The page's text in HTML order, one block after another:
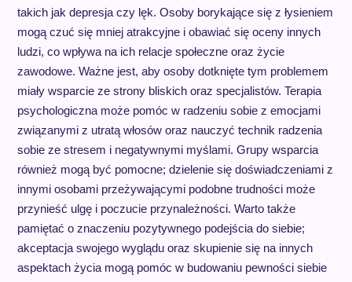
takich jak depresja czy lęk. Osoby borykające się z łysieniem
mogą czuć się mniej atrakcyjne i obawiać się oceny innych
ludzi, co wpływa na ich relacje społeczne oraz życie
zawodowe. Ważne jest, aby osoby dotknięte tym problemem
miały wsparcie ze strony bliskich oraz specjalistów. Terapia
psychologiczna może pomóc w radzeniu sobie z emocjami
związanymi z utratą włosów oraz nauczyć technik radzenia
sobie ze stresem i negatywnymi myślami. Grupy wsparcia
również mogą być pomocne; dzielenie się doświadczeniami z
innymi osobami przeżywającymi podobne trudności może
przynieść ulgę i poczucie przynależności. Warto także
pamiętać o znaczeniu pozytywnego podejścia do siebie;
akceptacja swojego wyglądu oraz skupienie się na innych
aspektach życia mogą pomóc w budowaniu pewności siebie